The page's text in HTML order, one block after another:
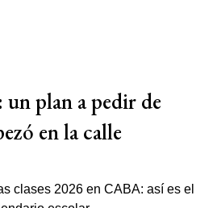
un plan a pedir de
en la calle